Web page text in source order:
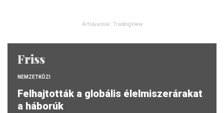
Árfolyamok: TradingView
Friss
NEMZETKÖZI
Felhajtották a globális élelmiszerárakat
a háborúk